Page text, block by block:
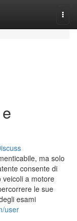
ma solo
consente di
veicoli a motore
le sue
esami
user